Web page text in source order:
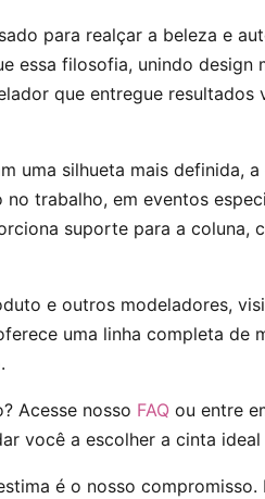
para realçar a beleza e
essa filosofia, unindo
que entregue
uma silhueta mais definida,
trabalho, em eventos
suporte para a coluna,
e outros modeladores,
uma linha completa de
Acesse nosso FAQ ou entre
você a escolher a cinta ideal
é o nosso